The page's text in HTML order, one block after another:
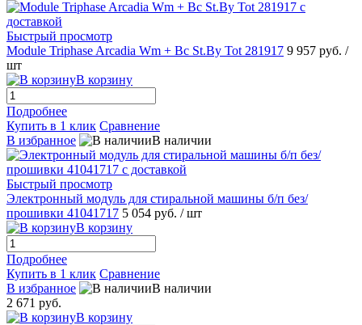
Быстрый просмотр
Module Triphase Arcadia Wm + Bc St.By Tot 281917 9 957 руб. /
шт
В корзину
Подробнее
Купить в 1 клик Сравнение
В избранное
В наличии
Быстрый просмотр
Электронный модуль для стиральной машины б/п без/
прошивки 41041717 5 054 руб. / шт
В корзину
Подробнее
Купить в 1 клик Сравнение
В избранное
В наличии
2 671 руб.
В корзину